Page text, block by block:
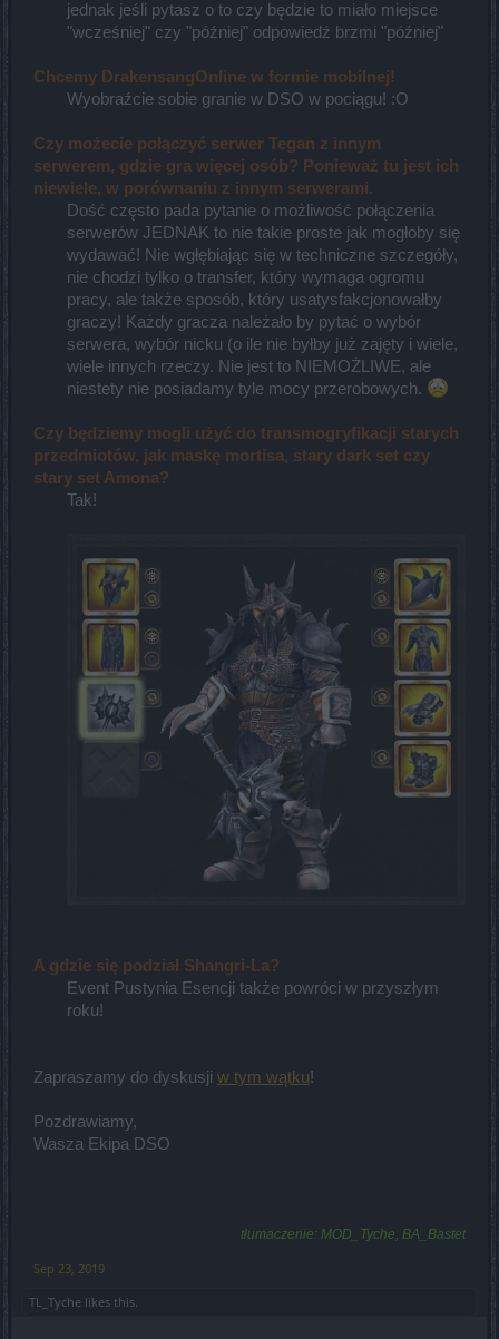
jednak jeśli pytasz o to czy będzie to miało miejsce
"wcześniej" czy "później" odpowiedź brzmi "później"
Chcemy DrakensangOnline w formie mobilnej!
Wyobraźcie sobie granie w DSO w pociągu! :O
Czy możecie połączyć serwer Tegan z innym
serwerem, gdzie gra więcej osób? Ponieważ tu jest ich
niewiele, w porównaniu z innym serwerami.
Dość często pada pytanie o możliwość połączenia
serwerów JEDNAK to nie takie proste jak mogłoby się
wydawać! Nie wgłębiając się w techniczne szczegóły,
nie chodzi tylko o transfer, który wymaga ogromu
pracy, ale także sposób, który usatysfakcjonowałby
graczy! Każdy gracza należało by pytać o wybór
serwera, wybór nicku (o ile nie byłby już zajęty i wiele,
wiele innych rzeczy. Nie jest to NIEMOŻLIWE, ale
niestety nie posiadamy tyle mocy przerobowych.
Czy będziemy mogli użyć do transmogryfikacji starych
przedmiotów, jak maskę mortisa, stary dark set czy
stary set Amona?
Tak!​
A gdzie się podział Shangri-La?
Event Pustynia Esencji także powróci w przyszłym
roku!​
Zapraszamy do dyskusji w tym wątku!
Pozdrawiamy,
Wasza Ekipa DSO
tłumaczenie: MOD_Tyche, BA_Bastet
Sep 23, 2019
TL_Tyche likes this.